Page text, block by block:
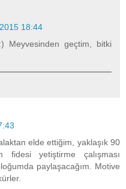
18:44
Meyvesinden geçtim, bitki
elde ettiğim, yaklaşık 90
yetiştirme çalışması
paylaşacağım. Motive